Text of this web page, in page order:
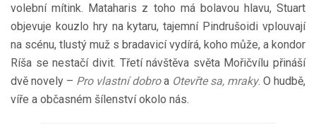
volební mítink. Mataharis z toho má bolavou hlavu, Stuart
objevuje kouzlo hry na kytaru, tajemní Pindrušoidi vplouvají
na scénu, tlustý muž s bradavicí vydírá, koho může, a kondor
Ríša se nestačí divit. Třetí návštěva světa Mořičvílu přináší
dvě novely – Pro vlastní dobroa Otevřte sa, mraky. O hudbě,
víře a občasném šílenství okolo nás.